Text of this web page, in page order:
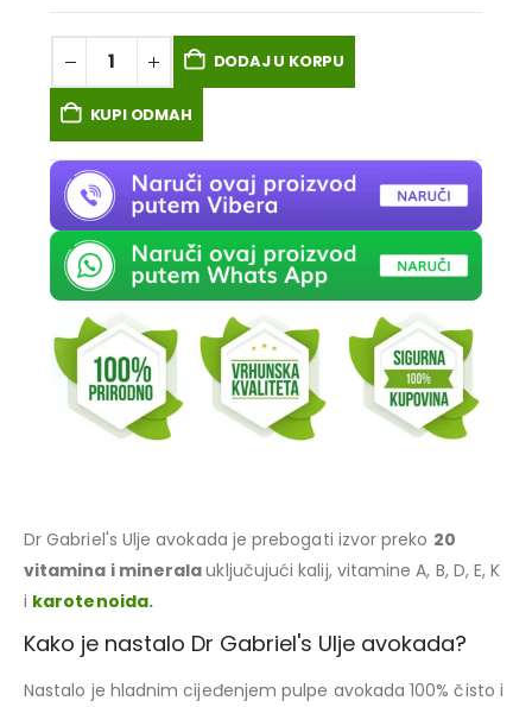
DODAJ U KORPU
KUPI ODMAH
Dr Gabriel's Ulje avokada je prebogati izvor preko 20
vitamina i mineralauključujući kalij, vitamine A, B, D, E, K
i karotenoida.
Kako je nastalo Dr Gabriel's Ulje avokada?
Nastalo je hladnim cijeđenjem pulpe avokada 100% čisto i